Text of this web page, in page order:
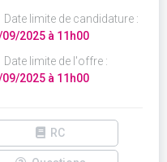
Date limite de candidature :
09/2025 à 11h00
Date limite de l'offre :
09/2025 à 11h00
RC